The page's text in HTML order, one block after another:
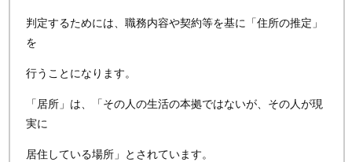
判定するためには、職務内容や契約等を基に「住所の推定」
を
行うことになります。
「居所」は、「その人の生活の本拠ではないが、その人が現
実に
居住している場所」とされています。